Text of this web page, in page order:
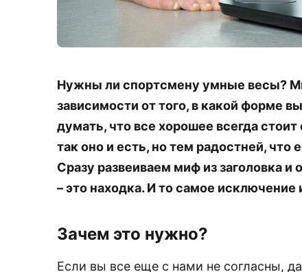
Нужны ли спортсмену умные весы?
зависимости от того, в какой форме
думать, что все хорошее всегда
так оно и есть, но тем радостней, что
Сразу развеиваем миф из заголовка
– это находка. И то самое исключение
Зачем это нужно?
Если вы все еще с нами не согласны,